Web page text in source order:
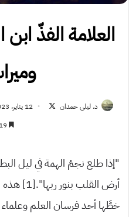
العلامة الفذّ
د. ليلى حمدان 12 يناير، 2023
19 دقائق
“إذا طلع نجمُ الهمة في ليل
أرض القلب
خطَّها أحد فرسان العلم وعلماء